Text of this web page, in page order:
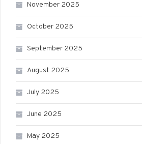
November 2025
October 2025
September 2025
August 2025
July 2025
June 2025
May 2025